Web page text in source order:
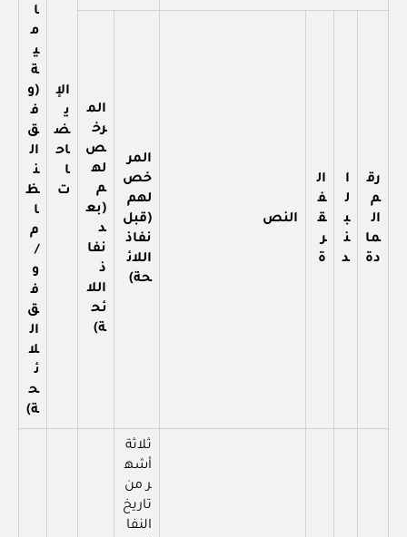
الإ
ي
ض
اح
ا
ت
ا
م
ي
ة
(و
ف
ق
ال
ن
ظ
ا
م
/
و
ف
ق
ال
لا
ئ
ح
ة)
رق
م
ال
ما
دة
ا
ل
ب
ن
د
ال
ف
ق
ر
ة
النص
المر
خص
لهم
(قبل
نفاذ
اللائ
حة)
الم
رخ
ص
له
م
(بع
د
نفا
ذ
اللا
ئح
ة)
ثلاثة
أشه
ر من
تاريخ
النفا